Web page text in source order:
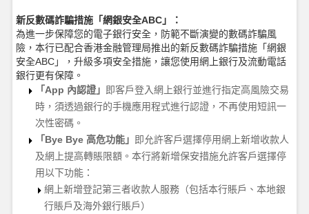
新反數碼詐騙措施「網銀安全ABC」：
為進一步保障您的電子銀行安全，防範不斷演變的數碼詐騙風
險，本行已配合香港金融管理局推出的新反數碼詐騙措施「網銀
安全ABC」，升級多項安全措施，讓您使用網上銀行及流動電話
銀行更有保障。
「 App 內認證」 即客戶登入網上銀行並進行指定高風險交易
時，須透過銀行的手機應用程式進行認證，不再使用短訊一
次性密碼。
「 Bye Bye 高危功能」
即允許客戶選擇停用網上新增收款人
及網上提高轉賬限額。本行將新增保安措施允許客戶選擇停
用以下功能：
網上新增登記第三者收款人服務（包括本行賬戶、本地銀
行賬戶及海外銀行賬戶）